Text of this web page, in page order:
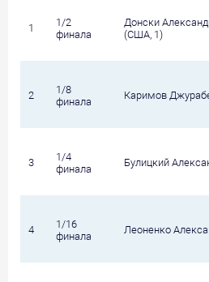
1
1/2
финала
Донски
(США, 1)
2
1/8
финала
Каримов
3
1/4
финала
Булицкий
4
1/16
финала
Леоненко